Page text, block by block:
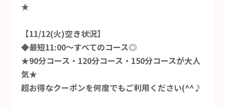
★
【11/12(火)空き状況】
◆最短11:00～すべてのコース◎
★90分コース・120分コース・150分コースが大人
気★
超お得なクーポンを何度でもご利用ください(^^♪